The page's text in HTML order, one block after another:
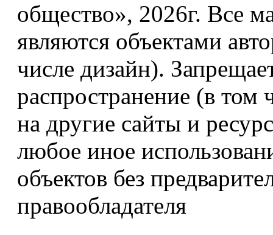
общество», 2026г. Все
являются объектами
числе дизайн).
распространение (в том
на другие сайты и
любое иное
объектов без
правообладателя